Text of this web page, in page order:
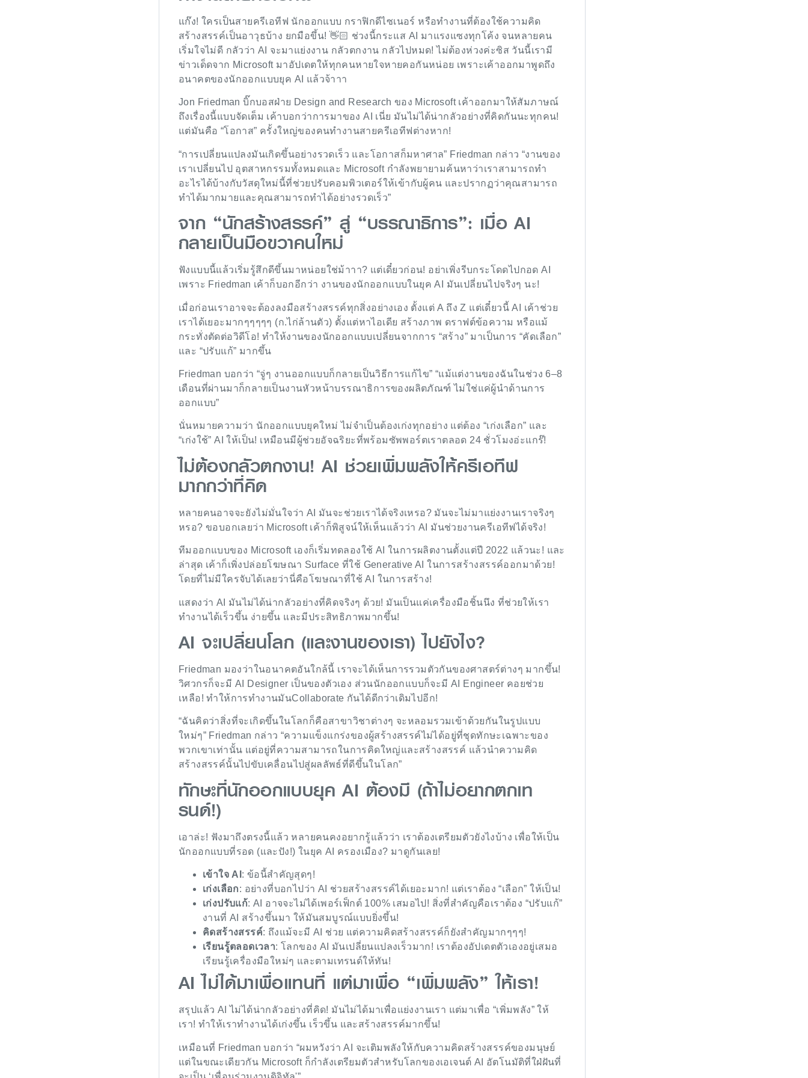
แก๊ง! ใครเป็นสายครีเอทีฟ นักออกแบบ กราฟิกดีไซเนอร์ หรือทำงานที่ต้องใช้ความคิด
สร้างสรรค์เป็นอาวุธบ้าง ยกมือขึ้น! 👋🏻 ช่วงนี้กระแส AI มาแรงแซงทุกโค้ง จนหลายคน
เริ่มใจไม่ดี กลัวว่า AI จะมาแย่งงาน กลัวตกงาน กลัวไปหมด! ไม่ต้องห่วงค่ะซิส วันนี้เรามี
ข่าวเด็ดจาก Microsoft มาอัปเดตให้ทุกคนหายใจหายคอกันหน่อย เพราะเค้าออกมาพูดถึง
อนาคตของนักออกแบบยุค AI แล้วจ้าาา
Jon Friedman บิ๊กบอสฝ่าย Design and Research ของ Microsoft เค้าออกมาให้สัมภาษณ์
ถึงเรื่องนี้แบบจัดเต็ม เค้าบอกว่าการมาของ AI เนี่ย มันไม่ได้น่ากลัวอย่างที่คิดกันนะทุกคน!
แต่มันคือ “โอกาส” ครั้งใหญ่ของคนทำงานสายครีเอทีฟต่างหาก!
“การเปลี่ยนแปลงมันเกิดขึ้นอย่างรวดเร็ว และโอกาสก็มหาศาล” Friedman กล่าว “งานของ
เราเปลี่ยนไป อุตสาหกรรมทั้งหมดและ Microsoft กำลังพยายามค้นหาว่าเราสามารถทำ
อะไรได้บ้างกับวัสดุใหม่นี้ที่ช่วยปรับคอมพิวเตอร์ให้เข้ากับผู้คน และปรากฏว่าคุณสามารถ
ทำได้มากมายและคุณสามารถทำได้อย่างรวดเร็ว”
จาก “นักสร้างสรรค์” สู่ “บรรณาธิการ”: เมื่อ AI
กลายเป็นมือขวาคนใหม่
ฟังแบบนี้แล้วเริ่มรู้สึกดีขึ้นมาหน่อยใช่ม้าาา? แต่เดี๋ยวก่อน! อย่าเพิ่งรีบกระโดดไปกอด AI
เพราะ Friedman เค้าก็บอกอีกว่า งานของนักออกแบบในยุค AI มันเปลี่ยนไปจริงๆ นะ!
เมื่อก่อนเราอาจจะต้องลงมือสร้างสรรค์ทุกสิ่งอย่างเอง ตั้งแต่ A ถึง Z แต่เดี๋ยวนี้ AI เค้าช่วย
เราได้เยอะมากๆๆๆๆๆ (ก.ไก่ล้านตัว) ตั้งแต่หาไอเดีย สร้างภาพ ดราฟต์ข้อความ หรือแม้
กระทั่งตัดต่อวิดีโอ! ทำให้งานของนักออกแบบเปลี่ยนจากการ “สร้าง” มาเป็นการ “คัดเลือก”
และ “ปรับแก้” มากขึ้น
Friedman บอกว่า “จู่ๆ งานออกแบบก็กลายเป็นวิธีการแก้ไข” “แม้แต่งานของฉันในช่วง 6–8
เดือนที่ผ่านมาก็กลายเป็นงานหัวหน้าบรรณาธิการของผลิตภัณฑ์ ไม่ใช่แค่ผู้นำด้านการ
ออกแบบ”
นั่นหมายความว่า นักออกแบบยุคใหม่ ไม่จำเป็นต้องเก่งทุกอย่าง แต่ต้อง “เก่งเลือก” และ
“เก่งใช้” AI ให้เป็น! เหมือนมีผู้ช่วยอัจฉริยะที่พร้อมซัพพอร์ตเราตลอด 24 ชั่วโมงอ่ะแกร๊!
ไม่ต้องกลัวตกงาน! AI ช่วยเพิ่มพลังให้ครีเอทีฟ
มากกว่าที่คิด
หลายคนอาจจะยังไม่มั่นใจว่า AI มันจะช่วยเราได้จริงเหรอ? มันจะไม่มาแย่งงานเราจริงๆ
หรอ? ขอบอกเลยว่า Microsoft เค้าก็พิสูจน์ให้เห็นแล้วว่า AI มันช่วยงานครีเอทีฟได้จริง!
ทีมออกแบบของ Microsoft เองก็เริ่มทดลองใช้ AI ในการผลิตงานตั้งแต่ปี 2022 แล้วนะ! และ
ล่าสุด เค้าก็เพิ่งปล่อยโฆษณา Surface ที่ใช้ Generative AI ในการสร้างสรรค์ออกมาด้วย!
โดยที่ไม่มีใครจับได้เลยว่านี่คือโฆษณาที่ใช้ AI ในการสร้าง!
แสดงว่า AI มันไม่ได้น่ากลัวอย่างที่คิดจริงๆ ด้วย! มันเป็นแค่เครื่องมือชิ้นนึง ที่ช่วยให้เรา
ทำงานได้เร็วขึ้น ง่ายขึ้น และมีประสิทธิภาพมากขึ้น!
AI จะเปลี่ยนโลก (และงานของเรา) ไปยังไง?
Friedman มองว่าในอนาคตอันใกล้นี้ เราจะได้เห็นการรวมตัวกันของศาสตร์ต่างๆ มากขึ้น!
วิศวกรก็จะมี AI Designer เป็นของตัวเอง ส่วนนักออกแบบก็จะมี AI Engineer คอยช่วย
เหลือ! ทำให้การทำงานมันCollaborate กันได้ดีกว่าเดิมไปอีก!
“ฉันคิดว่าสิ่งที่จะเกิดขึ้นในโลกก็คือสาขาวิชาต่างๆ จะหลอมรวมเข้าด้วยกันในรูปแบบ
ใหม่ๆ” Friedman กล่าว “ความแข็งแกร่งของผู้สร้างสรรค์ไม่ได้อยู่ที่ชุดทักษะเฉพาะของ
พวกเขาเท่านั้น แต่อยู่ที่ความสามารถในการคิดใหญ่และสร้างสรรค์ แล้วนำความคิด
สร้างสรรค์นั้นไปขับเคลื่อนไปสู่ผลลัพธ์ที่ดีขึ้นในโลก”
ทักษะที่นักออกแบบยุค AI ต้องมี (ถ้าไม่อยากตกเท
รนด์!)
เอาล่ะ! ฟังมาถึงตรงนี้แล้ว หลายคนคงอยากรู้แล้วว่า เราต้องเตรียมตัวยังไงบ้าง เพื่อให้เป็น
นักออกแบบที่รอด (และปัง!) ในยุค AI ครองเมือง? มาดูกันเลย!
เข้าใจ AI : ข้อนี้สำคัญสุดๆ!
เก่งเลือก: อย่างที่บอกไปว่า AI ช่วยสร้างสรรค์ได้เยอะมาก! แต่เราต้อง “เลือก” ให้เป็น!
เก่งปรับแก้: AI อาจจะไม่ได้เพอร์เฟ็กต์ 100% เสมอไป! สิ่งที่สำคัญคือเราต้อง “ปรับแก้”
งานที่ AI สร้างขึ้นมา ให้มันสมบูรณ์แบบยิ่งขึ้น!
คิดสร้างสรรค์: ถึงแม้จะมี AI ช่วย แต่ความคิดสร้างสรรค์ก็ยังสำคัญมากๆๆๆ!
เรียนรู้ตลอดเวลา: โลกของ AI มันเปลี่ยนแปลงเร็วมาก! เราต้องอัปเดตตัวเองอยู่เสมอ
เรียนรู้เครื่องมือใหม่ๆ และตามเทรนด์ให้ทัน!
AI ไม่ได้มาเพื่อแทนที่ แต่มาเพื่อ “เพิ่มพลัง” ให้เรา!
สรุปแล้ว AI ไม่ได้น่ากลัวอย่างที่คิด! มันไม่ได้มาเพื่อแย่งงานเรา แต่มาเพื่อ “เพิ่มพลัง” ให้
เรา! ทำให้เราทำงานได้เก่งขึ้น เร็วขึ้น และสร้างสรรค์มากขึ้น!
เหมือนที่ Friedman บอกว่า “ผมหวังว่า AI จะเติมพลังให้กับความคิดสร้างสรรค์ของมนุษย์
แต่ในขณะเดียวกัน Microsoft ก็กำลังเตรียมตัวสำหรับโลกของเอเจนต์ AI อัตโนมัติที่ใฝ่ฝันที่